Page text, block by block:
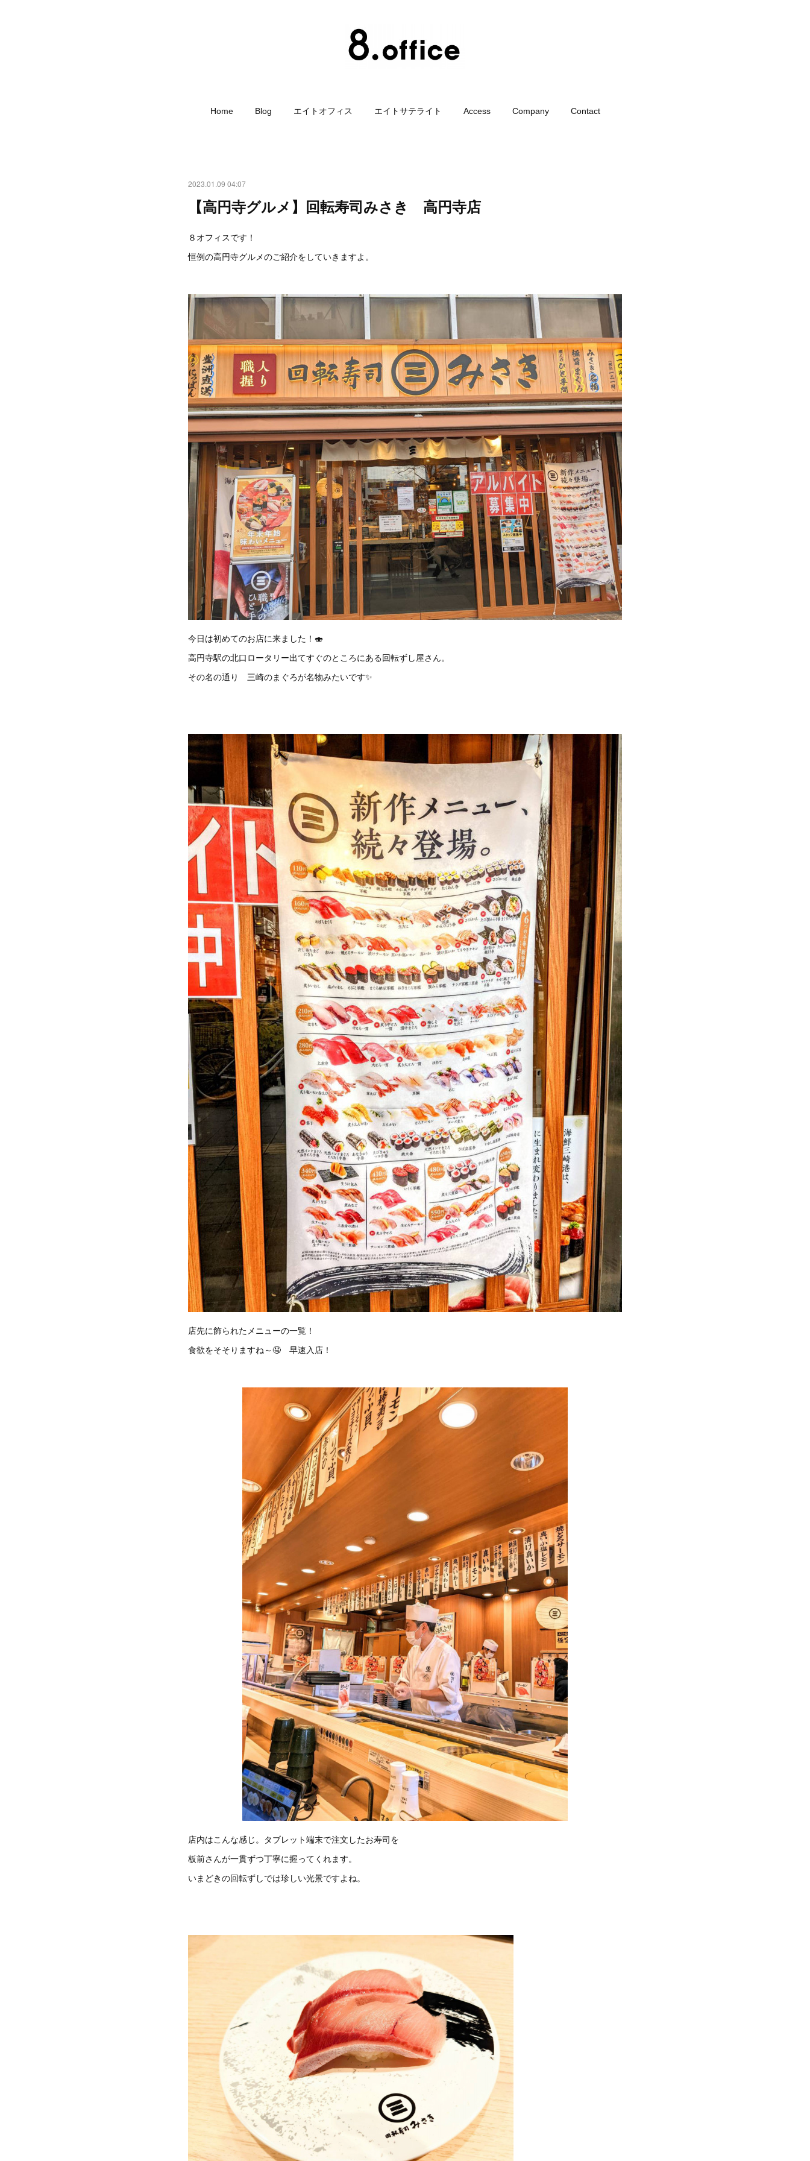
Home Blog エイトオフィス エイトサテライト Access Company Contact
2023.01.09 04:07
【高円寺グルメ】回転寿司みさき 高円寺店
８オフィスです！
恒例の高円寺グルメのご紹介をしていきますよ。
今日は初めてのお店に来ました！🍣
高円寺駅の北口ロータリー出てすぐのところにある回転ずし屋さん。
その名の通り 三崎のまぐろが名物みたいです✨
店先に飾られたメニューの一覧！
食欲をそそりますね～🤤 早速入店！
店内はこんな感じ。タブレット端末で注文したお寿司を
板前さんが一貫ずつ丁寧に握ってくれます。
いまどきの回転ずしでは珍しい光景ですよね。